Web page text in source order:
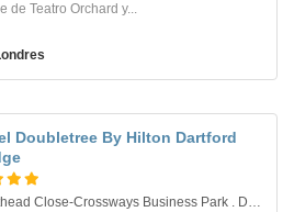
de Teatro Orchard y...
Doubletree By Hilton Dartford
Masthead Close-Crossways Business Park . Dartford